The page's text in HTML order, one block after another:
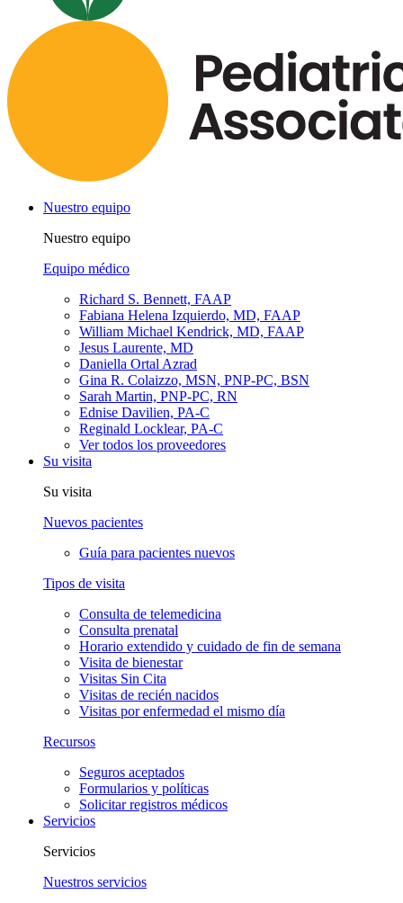
Nuestro equipo
Nuestro equipo
Equipo médico
Richard S. Bennett, FAAP
Fabiana Helena Izquierdo, MD, FAAP
William Michael Kendrick, MD, FAAP
Jesus Laurente, MD
Daniella Ortal Azrad
Gina R. Colaizzo, MSN, PNP-PC, BSN
Sarah Martin, PNP-PC, RN
Ednise Davilien, PA-C
Reginald Locklear, PA-C
Ver todos los proveedores
Su visita
Su visita
Nuevos pacientes
Guía para pacientes nuevos
Tipos de visita
Consulta de telemedicina
Consulta prenatal
Horario extendido y cuidado de fin de semana
Visita de bienestar
Visitas Sin Cita
Visitas de recién nacidos
Visitas por enfermedad el mismo día
Recursos
Seguros aceptados
Formularios y políticas
Solicitar registros médicos
Servicios
Servicios
Nuestros servicios